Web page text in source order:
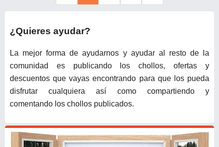
¿Quieres ayudar?
La mejor forma de ayudarnos y ayudar al resto de la
comunidad es publicando los chollos, ofertas y
descuentos que vayas encontrando para que los pueda
disfrutar cualquiera así como compartiendo y
comentando los chollos publicados.